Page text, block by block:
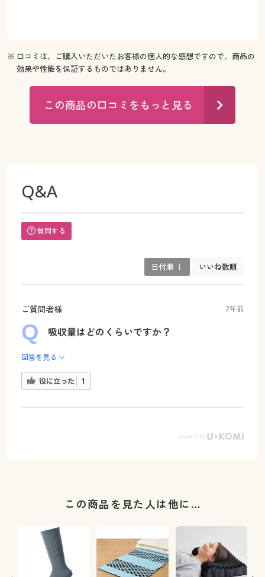
※ 口コミは、ご購入いただいたお客様の個人的な感想ですので、商品の
効果や性能を保証するものではありません。
この商品の口コミをもっと見る
Q&A
質問する
日付順 ↓ いいね数順
ご質問者様 2年前
吸収量はどのくらいですか？
回答を見る
役に立った 1
この商品を見た人は他に…